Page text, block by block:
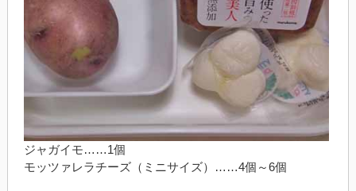
ジャガイモ……1個
モッツァレラチーズ（ミニサイズ）……4個～6個